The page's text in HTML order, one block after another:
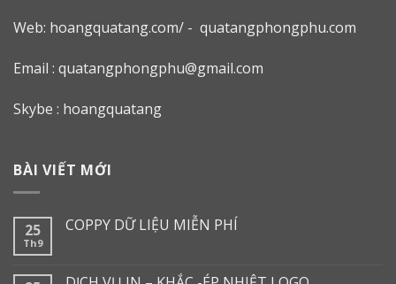
Web: hoangquatang.com/ - quatangphongphu.com
Email : quatangphongphu@gmail.com
Skybe : hoangquatang
BÀI VIẾT MỚI
25
Th9
COPPY DỮ LIỆU MIỄN PHÍ